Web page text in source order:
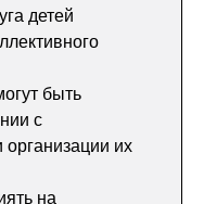
детей
быть
с
организации их
на